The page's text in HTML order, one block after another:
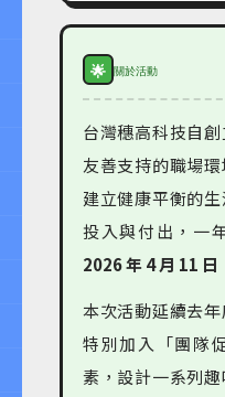
🌟 關於活動
台灣穗高科技自
友善支持的職場
建立健康平衡的
投入與付出，一
2026 年 4 月 11 日
本次活動延續去
特別加入「團隊
素，設計一系列